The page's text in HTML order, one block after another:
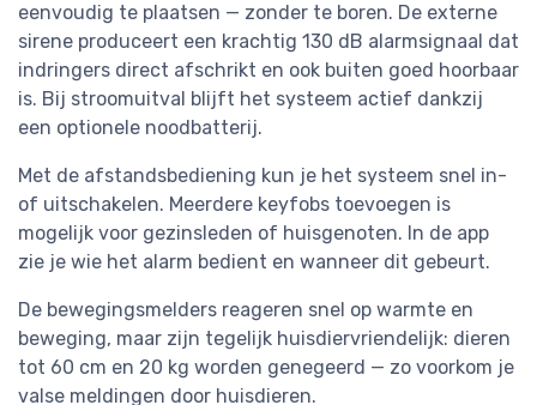
eenvoudig te plaatsen — zonder te boren. De externe
sirene produceert een krachtig 130 dB alarmsignaal dat
indringers direct afschrikt en ook buiten goed hoorbaar
is. Bij stroomuitval blijft het systeem actief dankzij
een optionele noodbatterij.
Met de afstandsbediening kun je het systeem snel in-
of uitschakelen. Meerdere keyfobs toevoegen is
mogelijk voor gezinsleden of huisgenoten. In de app
zie je wie het alarm bedient en wanneer dit gebeurt.
De bewegingsmelders reageren snel op warmte en
beweging, maar zijn tegelijk huisdiervriendelijk: dieren
tot 60 cm en 20 kg worden genegeerd — zo voorkom je
valse meldingen door huisdieren.